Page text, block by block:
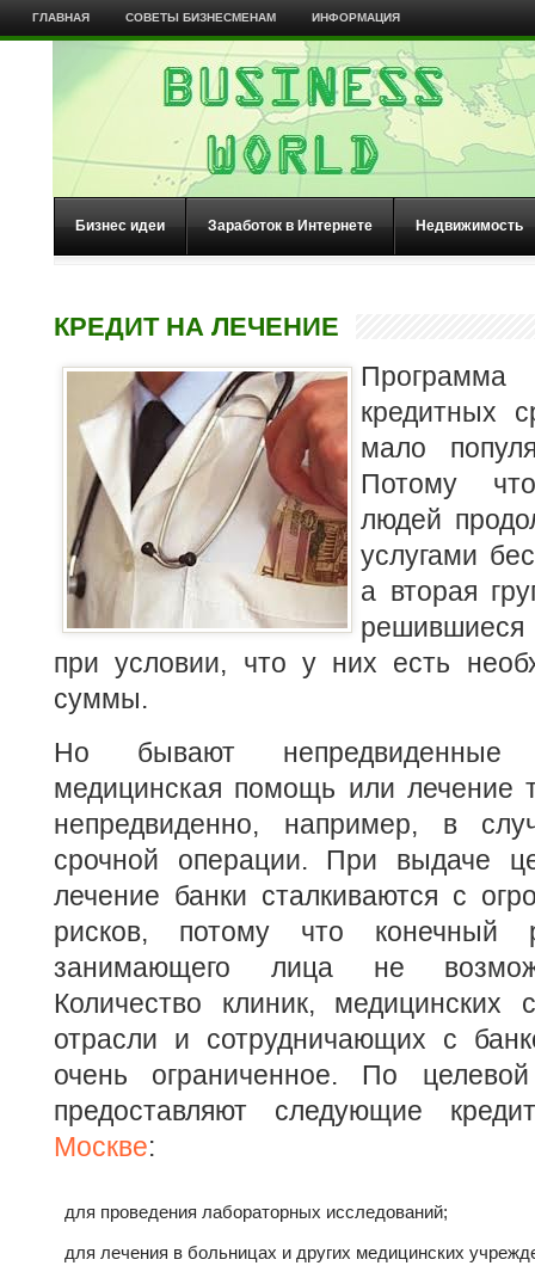
ГЛАВНАЯ СОВЕТЫ БИЗНЕСМЕНАМ ИНФОРМАЦИЯ
Бизнес идеи Заработок в Интернете Недвижимость
КРЕДИТ НА ЛЕЧЕНИЕ
Программа
кредитных
мало
Потому
людей
услугами
а вторая
решившиеся
при условии, что у них есть
суммы.
Но бывают непредвиденные
медицинская помощь или лечение
непредвиденно, например, в
срочной операции. При выдаче
лечение банки сталкиваются с
рисков, потому что конечный
занимающего лица не
Количество клиник, медицинских
отрасли и сотрудничающих с
очень ограниченное. По
предоставляют следующие
Москве:
для проведения лабораторных исследований;
для лечения в больницах и других медицинских